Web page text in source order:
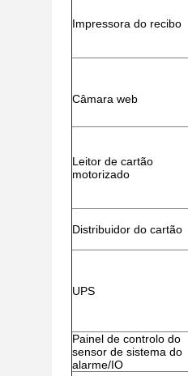
Impressora do recibo
Câmara web
Leitor de cartão
motorizado
Distribuidor do cartão
UPS
Painel de controlo do
sensor de sistema do
alarme/IO